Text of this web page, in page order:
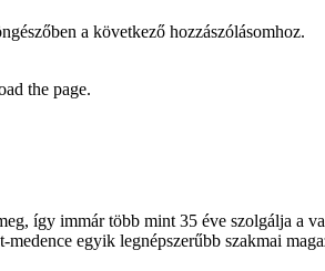
a következő hozzászólásomhoz.
the page.
így immár több mint 35 éve szolgálja a
egyik legnépszerűbb szakmai